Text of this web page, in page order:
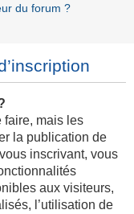
du forum ?
faire, mais les
la publication de
inscrivant, vous
aux visiteurs,
l’utilisation de